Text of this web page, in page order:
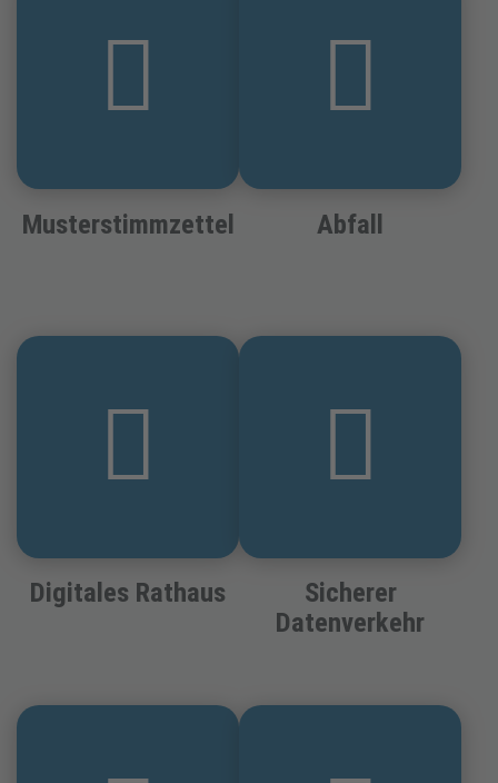
Musterstimmzettel Abfall
Digitales Rathaus
Sicherer
Datenverkehr